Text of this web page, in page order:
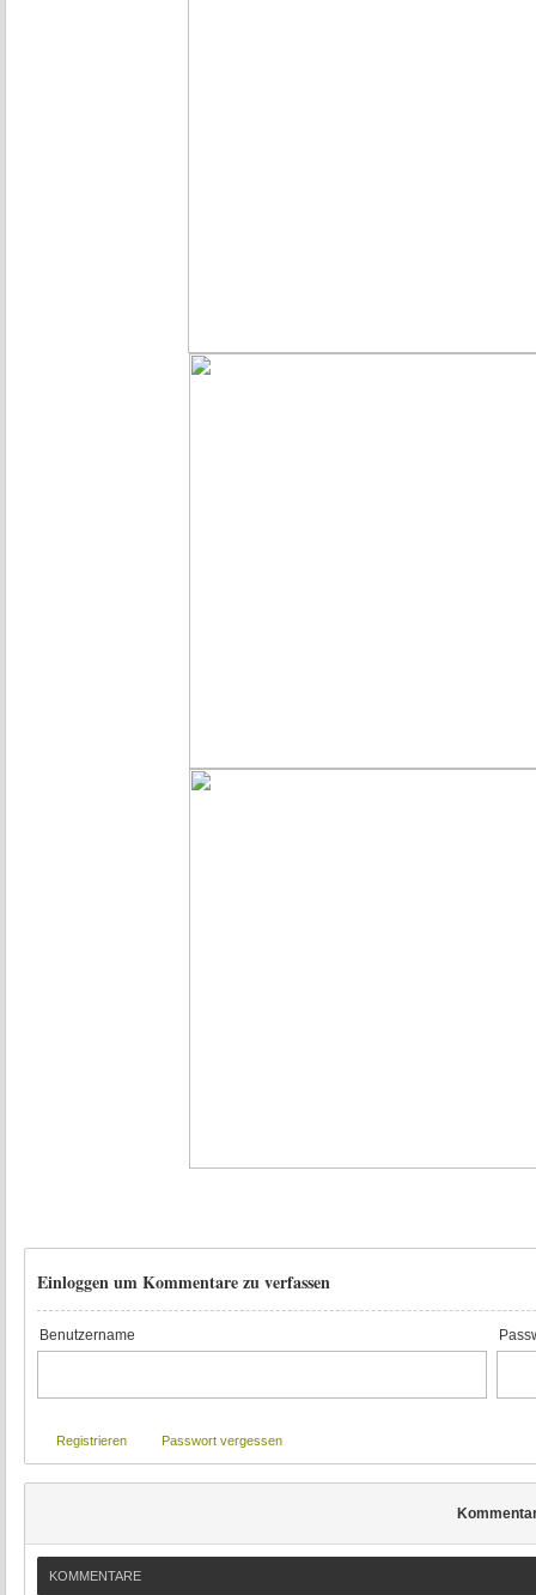
Einloggen um Kommentare zu verfassen
Benutzername
Registrieren Passwort vergessen
KOMMENTARE